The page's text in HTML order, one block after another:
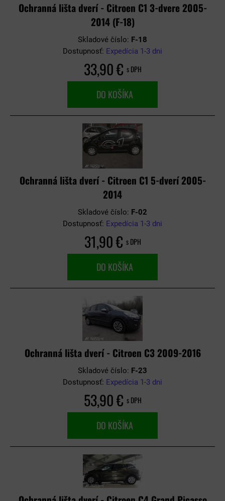
Ochranná lišta dverí - Citroen C1 3-dvere 2005-
2014 (F-18)
Skladové číslo: F-18
Dostupnosť: Expedícia 1-3 dni
33,90 € s DPH
DO KOŠÍKA
Ochranná lišta dverí - Citroen C1 5-dverí 2005-
2014
Skladové číslo: F-02
Dostupnosť: Expedícia 1-3 dni
31,90 € s DPH
DO KOŠÍKA
Ochranná lišta dverí - Citroen C3 2009-2016
Skladové číslo: F-23
Dostupnosť: Expedícia 1-3 dni
53,90 € s DPH
DO KOŠÍKA